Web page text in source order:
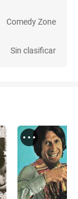
Comedy Zone
Sin clasificar